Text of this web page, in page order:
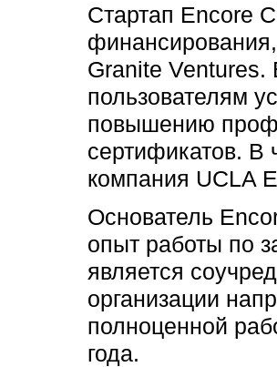
Стартап Encore
Granite Ventures.
пользователям
повышению
сертификатов. В
компания UCLA
Основатель
опыт работы по
является
организации
полноценной
года.